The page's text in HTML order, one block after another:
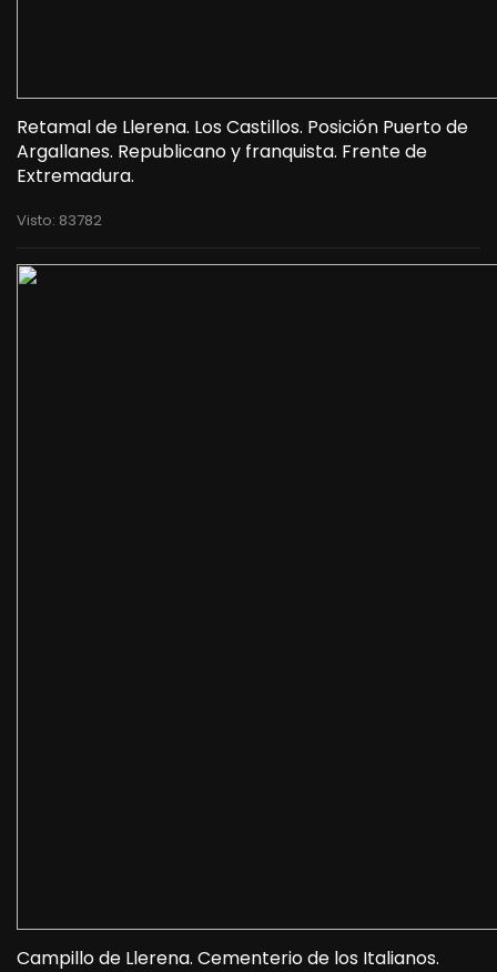
Retamal de Llerena. Los Castillos. Posición Puerto de
Argallanes. Republicano y franquista. Frente de
Extremadura.
Visto: 83782
Campillo de Llerena. Cementerio de los Italianos.